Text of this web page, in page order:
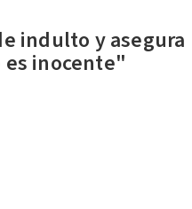
indulto y asegura
inocente"